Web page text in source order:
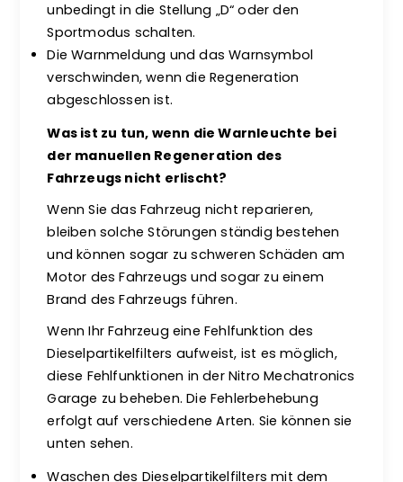
unbedingt in die Stellung „D“ oder den
Sportmodus schalten.
Die Warnmeldung und das Warnsymbol
verschwinden, wenn die Regeneration
abgeschlossen ist.
Was ist zu tun, wenn die Warnleuchte bei
der manuellen Regeneration des
Fahrzeugs nicht erlischt?
Wenn Sie das Fahrzeug nicht reparieren,
bleiben solche Störungen ständig bestehen
und können sogar zu schweren Schäden am
Motor des Fahrzeugs und sogar zu einem
Brand des Fahrzeugs führen.
Wenn Ihr Fahrzeug eine Fehlfunktion des
Dieselpartikelfilters aufweist, ist es möglich,
diese Fehlfunktionen in der Nitro Mechatronics
Garage zu beheben. Die Fehlerbehebung
erfolgt auf verschiedene Arten. Sie können sie
unten sehen.
Waschen des Dieselpartikelfilters mit dem